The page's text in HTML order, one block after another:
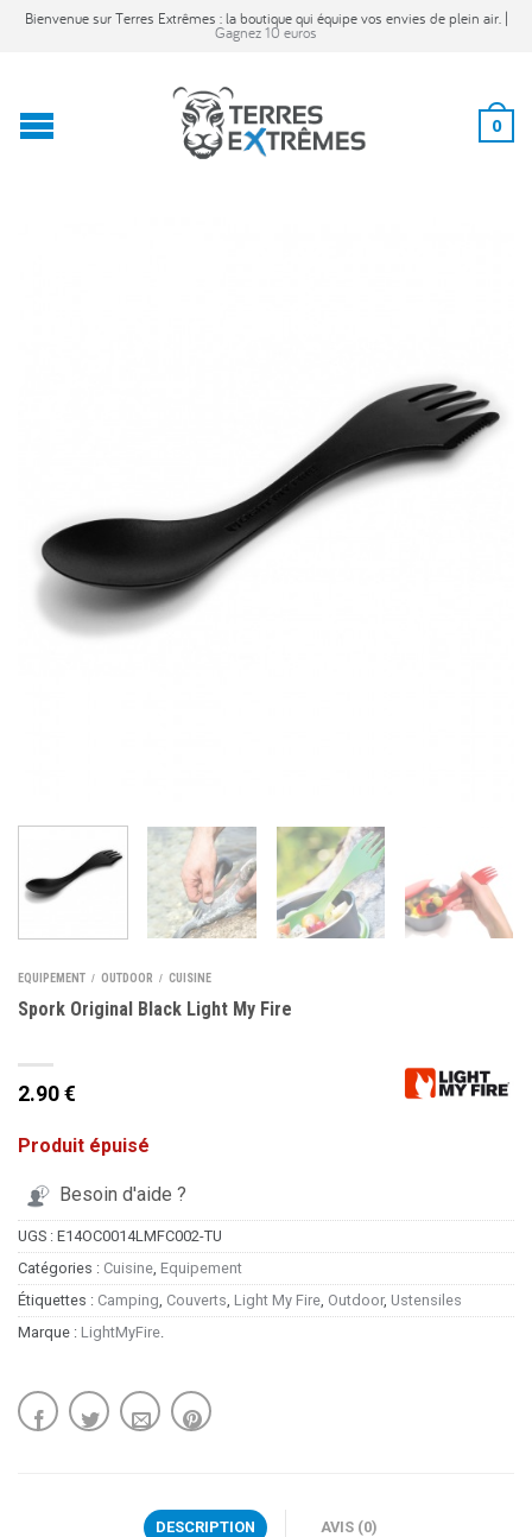
Bienvenue sur Terres Extrêmes : la boutique qui équipe vos envies de plein air. |
Gagnez 10 euros
0
EQUIPEMENT / OUTDOOR / CUISINE
Spork Original Black Light My Fire
2.90 €
Produit épuisé
Besoin d'aide ?
UGS : E14OC0014LMFC002-TU
Catégories : Cuisine Equipement
Étiquettes : Camping Couverts Light My Fire Outdoor, Ustensiles
Marque : LightMyFire
DESCRIPTION AVIS (0)